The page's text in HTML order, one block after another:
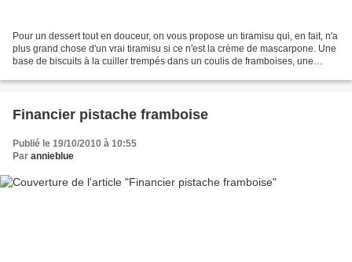
Pour un dessert tout en douceur, on vous propose un tiramisu qui, en fait, n'a
plus grand chose d'un vrai tiramisu si ce n'est la crème de mascarpone. Une
base de biscuits à la cuiller trempés dans un coulis de framboises, une
Financier pistache framboise
Publié le 19/10/2010 à 10:55
Par annieblue